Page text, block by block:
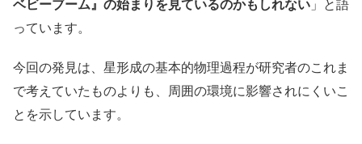
ベビーブーム』の始まりを見ているのかもしれない 」と語
っています。
今回の発見は、星形成の基本的物理過程が研究者のこれま
で考えていたものよりも、周囲の環境に影響されにくいこ
とを示しています。